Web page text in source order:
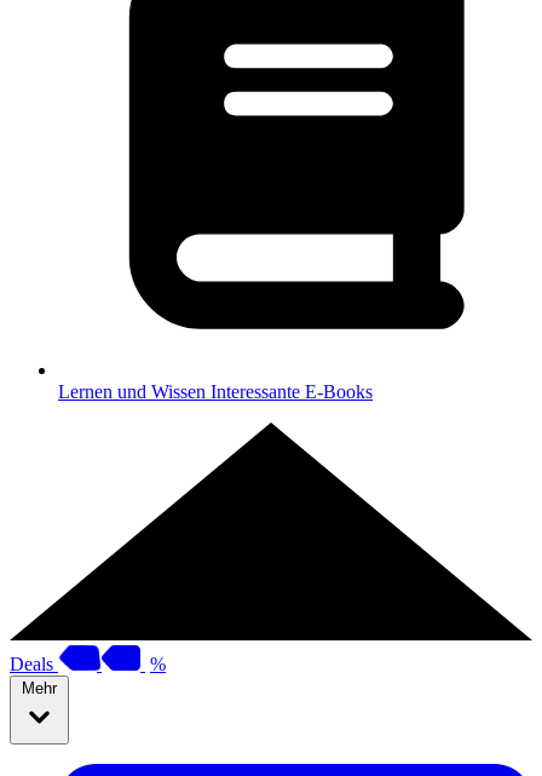
Lernen und Wissen Interessante E-Books
Deals %
Mehr